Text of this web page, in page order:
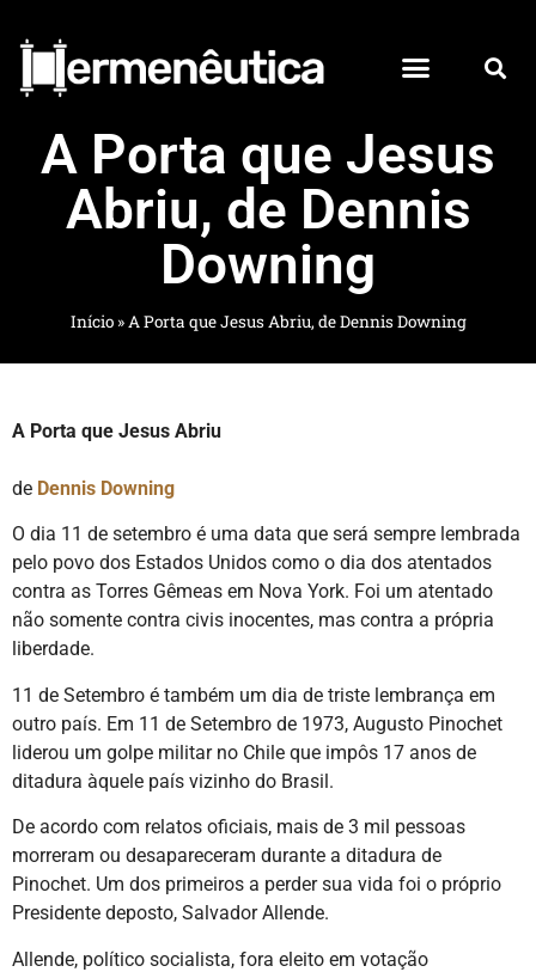
A Porta que Jesus
Abriu, de Dennis
Downing
Início»A Porta que Jesus Abriu, de Dennis Downing
A Porta que Jesus Abriu
de Dennis Downing
O dia 11 de setembro é uma data que será sempre lembrada
pelo povo dos Estados Unidos como o dia dos atentados
contra as Torres Gêmeas em Nova York. Foi um atentado
não somente contra civis inocentes, mas contra a própria
liberdade.
11 de Setembro é também um dia de triste lembrança em
outro país. Em 11 de Setembro de 1973, Augusto Pinochet
liderou um golpe militar no Chile que impôs 17 anos de
ditadura àquele país vizinho do Brasil.
De acordo com relatos oficiais, mais de 3 mil pessoas
morreram ou desapareceram durante a ditadura de
Pinochet. Um dos primeiros a perder sua vida foi o próprio
Presidente deposto, Salvador Allende.
Allende, político socialista, fora eleito em votação